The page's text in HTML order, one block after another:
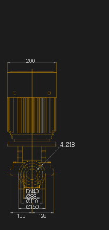
DN40
200
4-Ø18
Ø88
Ø110
Ø150
133
128